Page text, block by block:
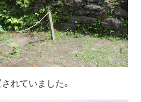
れていました。